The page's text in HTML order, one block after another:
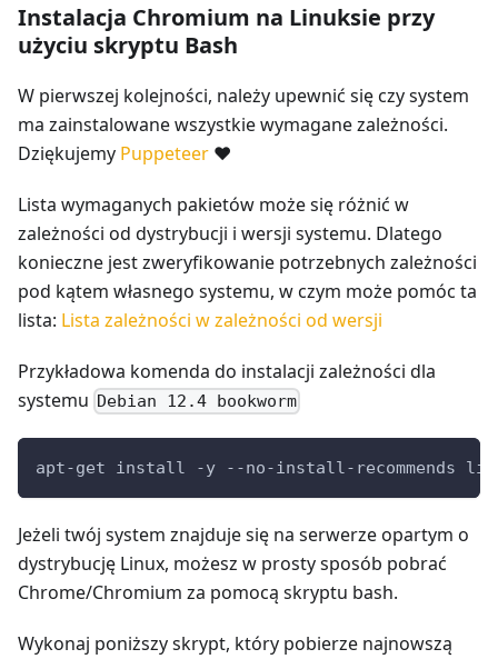
Instalacja Chromium na Linuksie przy
użyciu skryptu Bash
W pierwszej kolejności, należy upewnić się czy system
ma zainstalowane wszystkie wymagane zależności.
Dziękujemy Puppeteer ❤
Lista wymaganych pakietów może się różnić w
zależności od dystrybucji i wersji systemu. Dlatego
konieczne jest zweryfikowanie potrzebnych zależności
pod kątem własnego systemu, w czym może pomóc ta
lista: Lista zależności w zależności od wersji
Przykładowa komenda do instalacji zależności dla
systemu Debian 12.4 bookworm
apt-get install -y --no-install-recommends
Jeżeli twój system znajduje się na serwerze opartym o
dystrybucję Linux, możesz w prosty sposób pobrać
Chrome/Chromium za pomocą skryptu bash.
Wykonaj poniższy skrypt, który pobierze najnowszą